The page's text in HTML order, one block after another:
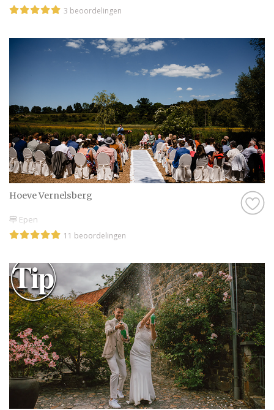
3 beoordelingen
Hoeve Vernelsberg
Epen
11 beoordelingen